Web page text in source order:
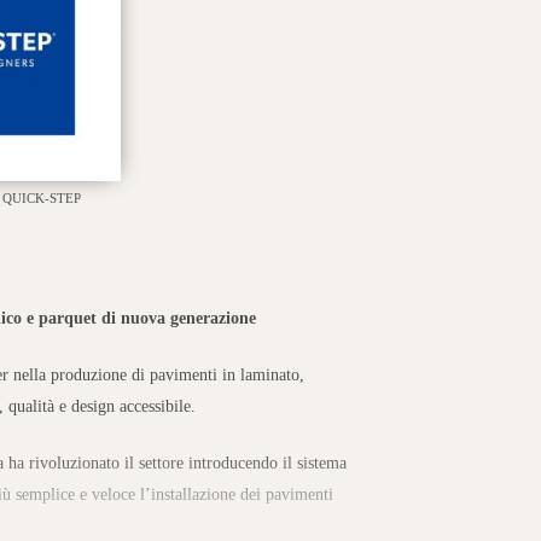
QUICK-STEP
e parquet di nuova generazione
nella produzione di pavimenti in laminato,
e design accessibile.
ha rivoluzionato il settore introducendo il sistema
semplice e veloce l’installazione dei pavimenti